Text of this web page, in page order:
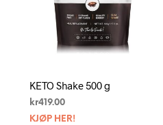
KETO Shake 500 g
kr419.00
KJØP HER!